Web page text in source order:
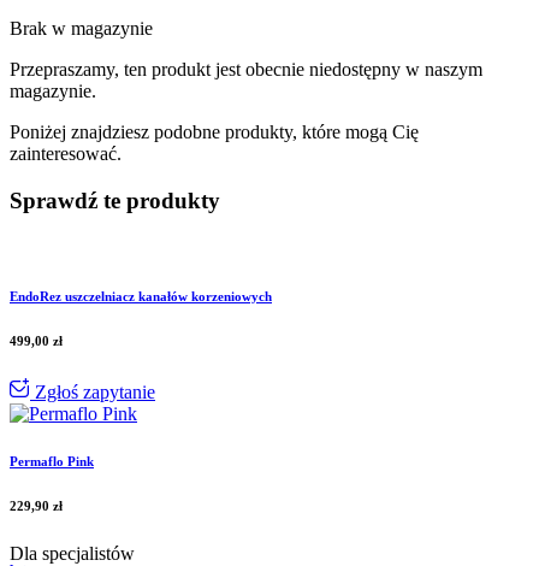
Brak w magazynie
Przepraszamy, ten produkt jest obecnie niedostępny w naszym
magazynie.
Poniżej znajdziesz podobne produkty, które mogą Cię
zainteresować.
Sprawdź te produkty
EndoRez uszczelniacz kanałów korzeniowych
499,00 zł
Zgłoś zapytanie
Permaflo Pink
229,90 zł
Dla specjalistów